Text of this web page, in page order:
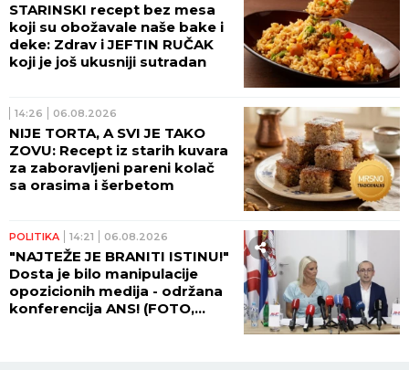
STARINSKI recept bez mesa
koji su obožavale naše bake i
deke: Zdrav i JEFTIN RUČAK
koji je još ukusniji sutradan
14:26 06.08.2026
NIJE TORTA, A SVI JE TAKO
ZOVU: Recept iz starih kuvara
za zaboravljeni pareni kolač
sa orasima i šerbetom
POLITIKA 14:21 06.08.2026
"NAJTEŽE JE BRANITI ISTINU!"
Dosta je bilo manipulacije
opozicionih medija - održana
konferencija ANS! (FOTO,